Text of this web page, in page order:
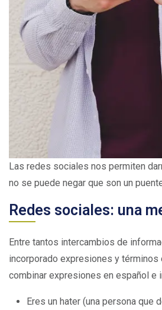
Las redes sociales nos permiten
no se puede negar que son un
Redes sociales: una
Entre tantos intercambios de
incorporado expresiones y
combinar expresiones en español e
Eres un hater (una persona que